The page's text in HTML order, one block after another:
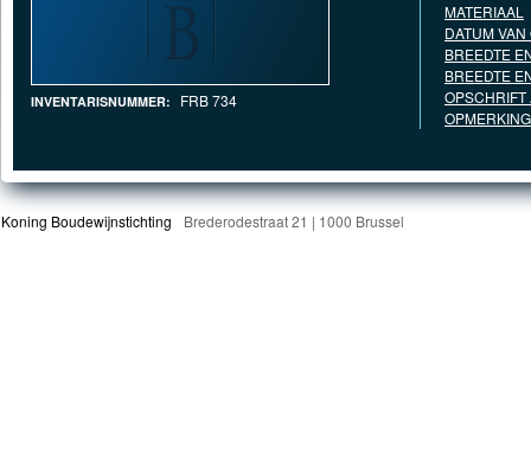
INVENTARISNUMMER: FRB 734
MATERIAAL
DATUM
BREEDTE
BREEDTE
Koning Boudewijnstichting Brederodestraat 21 | 1000 Brussel